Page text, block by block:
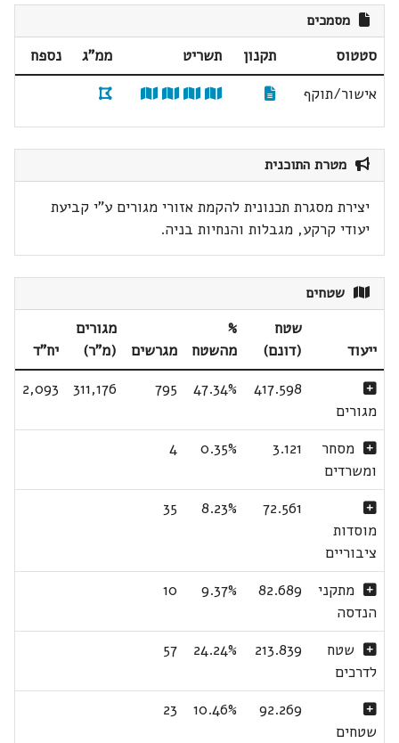
מסמכים
סטטוס תקנון תשריט ממ"ג
נספח
אישור/תוקף
מטרת התוכנית
יצירת מסגרת תכנונית להקמת אזורי מגורים ע"י קביעת
יעודי קרקע, מגבלות והנחיות בניה.
שטחים
ייעוד
שטח
(דונם)
%
מהשטח
מגרשים
מגורים
(מ"ר)
יח"ד
מגורים
417.598
47.34%
795
311,176
2,093
מסחר
ומשרדים
3.121
0.35%
4
מוסדות
ציבוריים
72.561
8.23%
35
מתקני
הנדסה
82.689
9.37%
10
שטח
לדרכים
213.839
24.24%
57
שטחים
92.269
10.46%
23